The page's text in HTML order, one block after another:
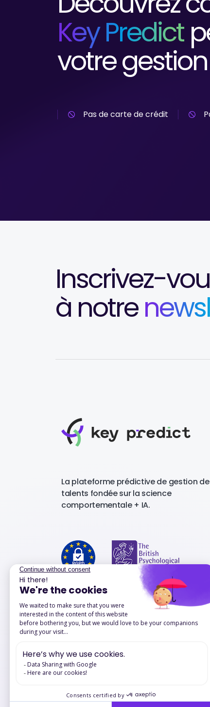
Key Predict
votre
Pas de carte de crédit
Inscrivez-
à notre
La plateforme prédictive de gestion
talents fondée sur la science
comportementale + IA.